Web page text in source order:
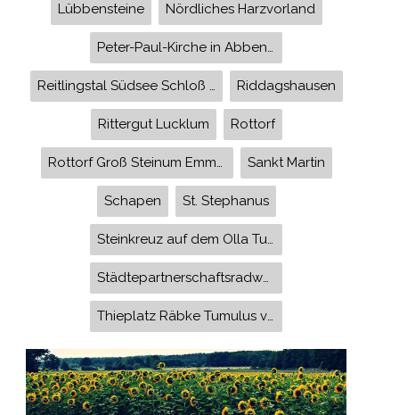
Lübbensteine Nördliches Harzvorland
Peter-Paul-Kirche in Abbenrode
Reitlingstal Südsee Schloß Richmond Sickte Braunschweig Evessen Riddagshausen Riddagshausen
Rittergut Lucklum Rottorf
Rottorf Groß Steinum Emmerstedt Süpplingenburg Sankt Martin
Schapen St. Stephanus
Steinkreuz auf dem Olla Tumuls von Evessen Thieplatz von Räbke Kör-Platz Langes Hof in Schapen Sankt Martin Weddeler Schleife
Städtepartnerschaftsradweg Braunschweig-Magdeburg Riddagshausen Bornum Gardessen Weddel Königslutter Elm Reitlingstal Sickte Erkerorde
Thieplatz Räbke Tumulus von Evessen Kör-Platz Weddeler Schleife